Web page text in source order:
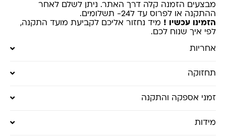
מבצעים הזמנה קלה דרך האתר. ניתן לשלם לאחר
ההתקנה או לפרוס עד ל24- תשלומים.
הזמינו עכשיו ! מיד נחזור אליכם לקביעת מועד התקנה,
לפי איך שנוח לכם.
אחריות
תחזוקה
זמני אספקה והתקנה
מידות